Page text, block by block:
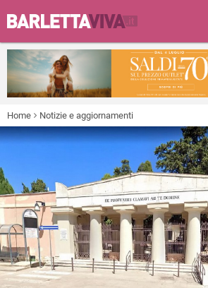
Home Notizie e aggiornamenti